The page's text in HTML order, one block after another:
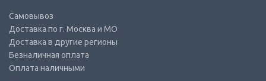
Самовывоз
Доставка по г. Москва и МО
Доставка в другие регионы
Безналичная оплата
Оплата наличными